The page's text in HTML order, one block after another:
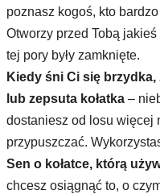
poznasz kogoś, kto
Otworzy przed Tobą
tej pory były zamknięte.
Kiedy śni Ci się brzydka,
lub zepsuta kołatka –
dostaniesz od losu więcej
przypuszczać.
Sen o kołatce, którą
chcesz osiągnąć to, o